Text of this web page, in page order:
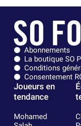
Abonnements
La boutique SO
Conditions
Consentement
Joueurs en
tendance
Mohamed